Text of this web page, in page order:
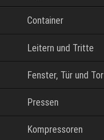
Container
Leitern und Tritte
Fenster, Tür und Tor
Pressen
Kompressoren